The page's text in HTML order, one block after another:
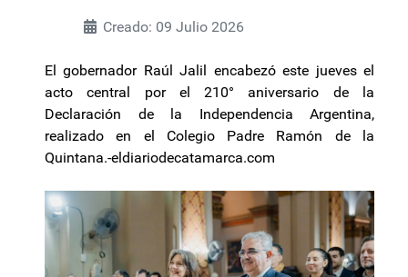
Creado: 09 Julio 2026
El gobernador Raúl Jalil encabezó este jueves el
acto central por el 210° aniversario de la
Declaración de la Independencia Argentina,
realizado en el Colegio Padre Ramón de la
Quintana.-eldiariodecatamarca.com